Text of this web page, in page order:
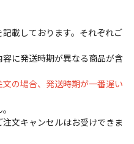
載しております。それぞれご
に発送時期が異なる商品が含
の場合、発送時期が一番遅い
文キャンセルはお受けできま